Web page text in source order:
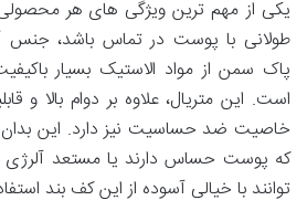
یکی از مهم ترین ویژگی های هر
طولانی با پوست در تماس باشد،
پاک سمن از مواد الاستیک بسیار
است. این متریال، علاوه بر دوام بالا و
خاصیت ضد حساسیت نیز دارد. این
که پوست حساس دارند یا مستعد
توانند با خیالی آسوده از این کف بند